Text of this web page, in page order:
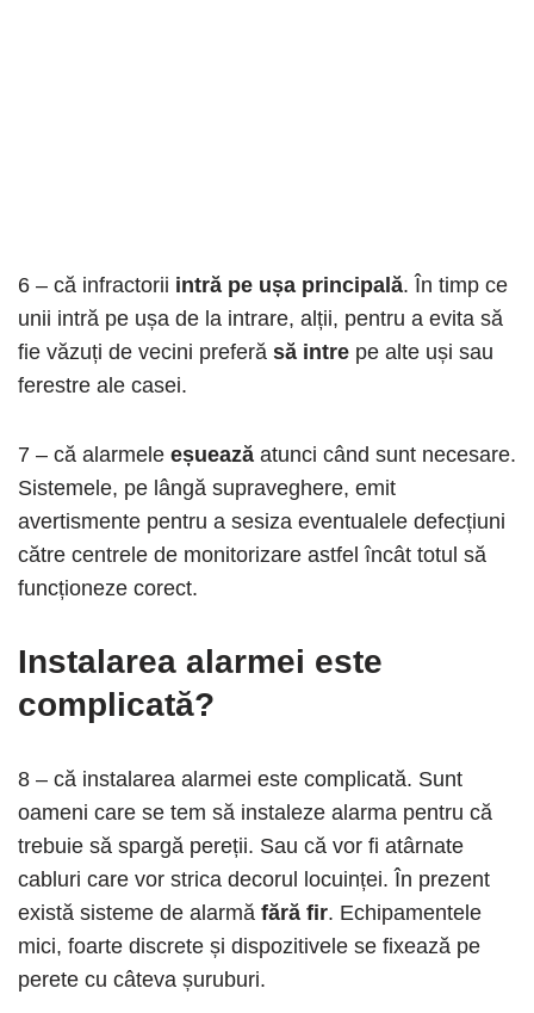
6 – că infractorii intră pe ușa principală. În timp ce
unii intră pe ușa de la intrare, alții, pentru a evita să
fie văzuți de vecini preferă să intre pe alte uși sau
ferestre ale casei.
7 – că alarmele eșuează atunci când sunt necesare.
Sistemele, pe lângă supraveghere, emit
avertismente pentru a sesiza eventualele defecțiuni
către centrele de monitorizare astfel încât totul să
funcționeze corect.
Instalarea alarmei este
complicată?
8 – că instalarea alarmei este complicată. Sunt
oameni care se tem să instaleze alarma pentru că
trebuie să spargă pereții. Sau că vor fi atârnate
cabluri care vor strica decorul locuinței. În prezent
există sisteme de alarmă fără fir. Echipamentele
mici, foarte discrete și dispozitivele se fixează pe
perete cu câteva șuruburi.